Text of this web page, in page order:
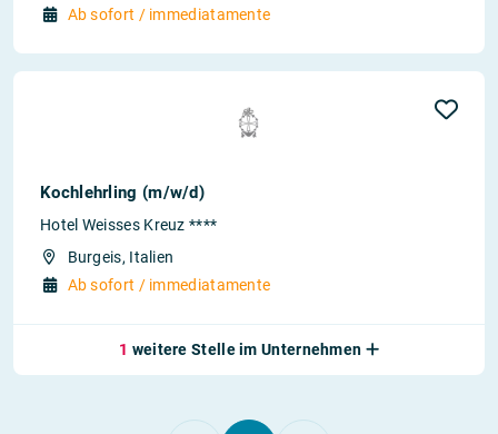
Ab sofort / immediatamente
Kochlehrling (m/w/d)
Hotel Weisses Kreuz ****
Burgeis, Italien
Ab sofort / immediatamente
1 weitere Stelle im Unternehmen